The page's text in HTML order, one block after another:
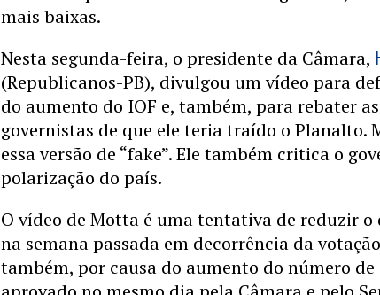
mais baixas.
Nesta segunda-feira, o presidente da Câmara,
(Republicanos-PB), divulgou um vídeo para
do aumento do IOF e, também, para rebater
governistas de que ele teria traído o Planalto.
essa versão de “fake”. Ele também critica o
polarização do país.
O vídeo de Motta é uma tentativa de reduzir o
na semana passada em decorrência da
também, por causa do aumento do número